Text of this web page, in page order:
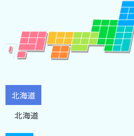
北海道
北海道